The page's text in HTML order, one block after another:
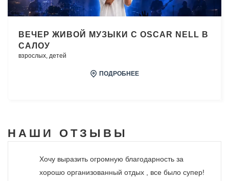
ВЕЧЕР ЖИВОЙ МУЗЫКИ С OSCAR NELL В
САЛОУ
взрослых, детей
ПОДРОБНЕЕ
НАШИ ОТЗЫВЫ
Хочу выразить огромную благодарность за
хорошо организованный отдых , все было супер!